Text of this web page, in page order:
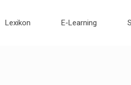
Lexikon E-Learning